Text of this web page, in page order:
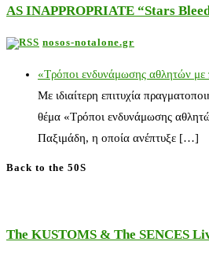
AS INAPPROPRIATE “Stars
nosos-notalone.gr
«Τρόποι ενδυνάμωσης αθλητών με
Με ιδιαίτερη επιτυχία
θέμα «Τρόποι ενδυνάμωσης
Παξιμάδη, η οποία ανέπτυξε […]
Back to the 50S
The KUSTOMS & The SENCES